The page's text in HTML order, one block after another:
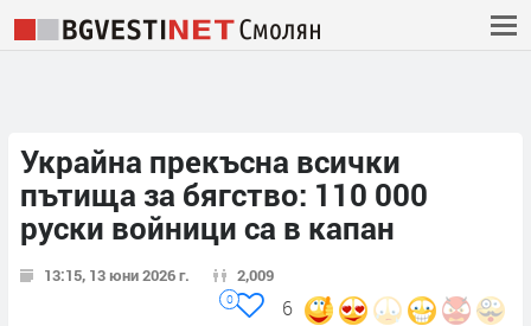
Украйна прекъсна всички
пътища за бягство: 110 000
руски войници са в капан
13:15, 13 юни 2026 г. 2,009
6
0